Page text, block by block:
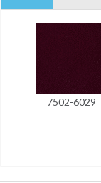
7502-6029